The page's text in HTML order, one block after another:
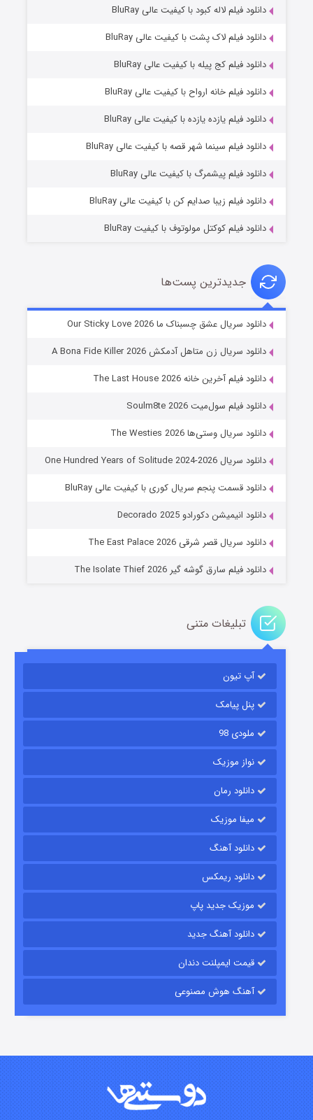
شوهر
عملیات آپارتمان
قسمت۲ (زیرنویس) منتشر شد
قسمت
قسمت۷ (زیرنویس) منتشر شد
دانلود فیلم لاله کبود با کیفیت عالی BluRay
دانلود فیلم لاک پشت با کیفیت عالی BluRay
دانلود فیلم کج‌ پیله با کیفیت عالی BluRay
دانلود فیلم خانه ارواح با کیفیت عالی BluRay
دانلود فیلم یازده یازده با کیفیت عالی BluRay
دانلود فیلم سینما شهر قصه با کیفیت عالی BluRay
دانلود فیلم پیشمرگ با کیفیت عالی BluRay
دانلود فیلم زیبا صدایم کن با کیفیت عالی BluRay
دانلود فیلم کوکتل مولوتوف با کیفیت BluRay
جدیدترین پست‌ها
دانلود سریال عشق چسبناک ما Our Sticky Love 2026
دانلود سریال زن متاهل آدمکش A Bona Fide Killer 2026
دانلود فیلم آخرین خانه The Last House 2026
دانلود فیلم سول‌میت Soulm8te 2026
دانلود سریال وستی‌ها The Westies 2026
دانلود سریال One Hundred Years of Solitude 2024-2026
دانلود قسمت پنجم سریال کوری با کیفیت عالی BluRay
دانلود انیمیشن دکورادو Decorado 2025
دانلود سریال قصر شرقی The East Palace 2026
دانلود فیلم سارق گوشه گیر The Isolate Thief 2026
تبلیغات متنی
آپ تیون
پنل پیامک
ملودی 98
نواز موزیک
دانلود رمان
میفا موزیک
دانلود آهنگ
دانلود ریمکس
موزیک جدید پاپ
دانلود آهنگ جدید
قیمت ایمپلنت دندان
آهنگ هوش مصنوعی